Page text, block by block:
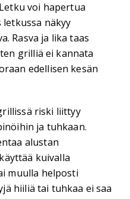
voi hapertua
letkussa näkyy
Rasva ja lika taas
grilliä ei kannata
edellisen kesän
riski liittyy
ja tuhkaan.
alustan
kuivalla
muulla helposti
hiiliä tai tuhkaa ei saa